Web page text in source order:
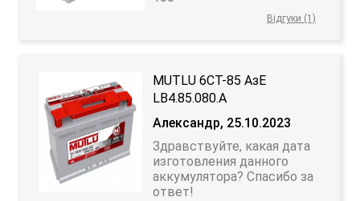
Відгуки (1)
MUTLU 6СТ-85 АзЕ
LB4.85.080.A
Александр, 25.10.2023
Здравствуйте, какая дата
изготовления данного
аккумулятора? Спасибо за
ответ!